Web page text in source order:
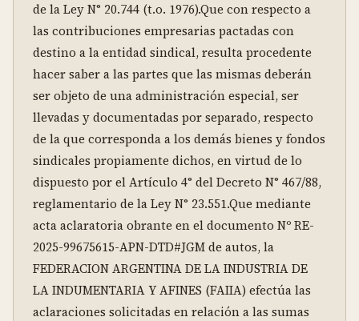
de la Ley N° 20.744 (t.o. 1976).Que con respecto a
las contribuciones empresarias pactadas con
destino a la entidad sindical, resulta procedente
hacer saber a las partes que las mismas deberán
ser objeto de una administración especial, ser
llevadas y documentadas por separado, respecto
de la que corresponda a los demás bienes y fondos
sindicales propiamente dichos, en virtud de lo
dispuesto por el Artículo 4° del Decreto N° 467/88,
reglamentario de la Ley N° 23.551.Que mediante
acta aclaratoria obrante en el documento Nº RE-
2025-99675615-APN-DTD#JGM de autos, la
FEDERACION ARGENTINA DE LA INDUSTRIA DE
LA INDUMENTARIA Y AFINES (FAIIA) efectúa las
aclaraciones solicitadas en relación a las sumas